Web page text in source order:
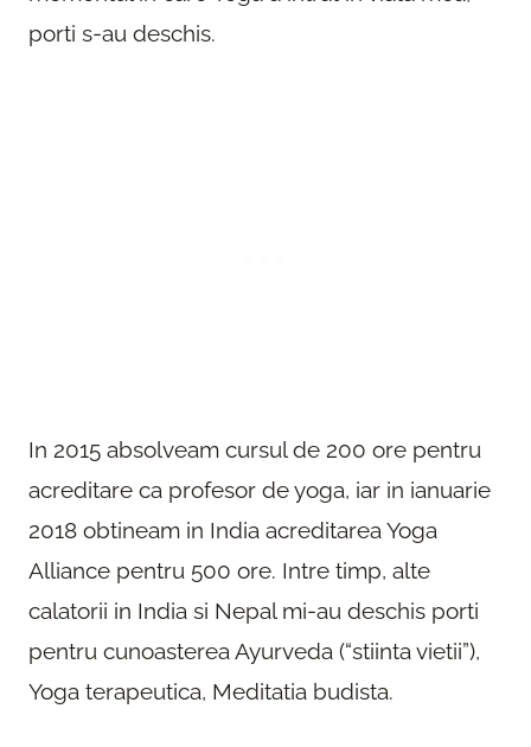
porti s-au deschis.
In 2015 absolveam cursul de 200 ore pentru
acreditare ca profesor de yoga, iar in ianuarie
2018 obtineam in India acreditarea Yoga
Alliance pentru 500 ore. Intre timp, alte
calatorii in India si Nepal mi-au deschis porti
pentru cunoasterea Ayurveda (“stiinta vietii”),
Yoga terapeutica, Meditatia budista.